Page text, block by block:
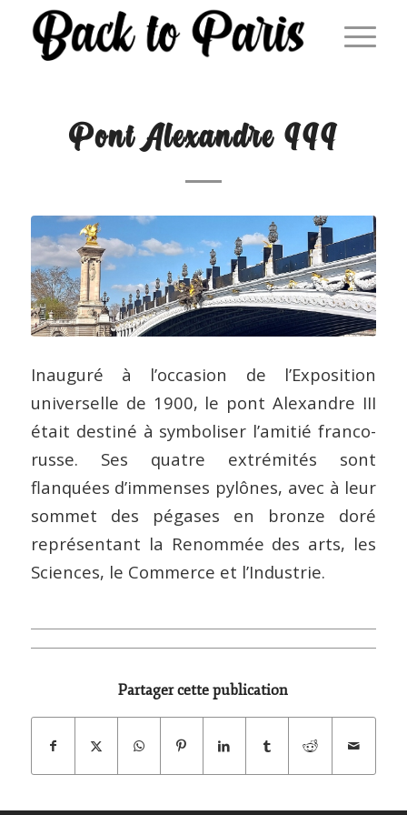
Pont Alexandre III
Inauguré à l’occasion de l’Exposition
universelle de 1900, le pont Alexandre III
était destiné à symboliser l’amitié franco-
russe. Ses quatre extrémités sont
flanquées d’immenses pylônes, avec à leur
sommet des pégases en bronze doré
représentant la Renommée des arts, les
Sciences, le Commerce et l’Industrie.
Partager cette publication